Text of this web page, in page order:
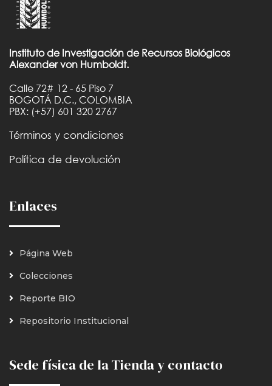
Instituto de Investigación de Recursos Biológicos
Alexander von Humboldt.
Calle 72# 12 - 65 Piso 7
BOGOTÁ D.C., COLOMBIA
PBX: (+57) 601 320 2767
Términos y condiciones
Política de devolución
Enlaces
Página Web
Colecciones
Reporte BIO
Repositorio Institucional
Sede física de la Tienda y contacto